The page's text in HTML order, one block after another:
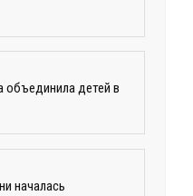
объединила детей в
началась